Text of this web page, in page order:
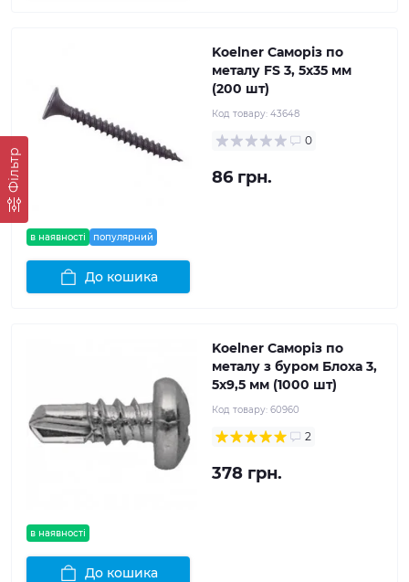
Фільтр
в наявності популярний
Koelner Саморіз по
металу FS 3, 5x35 мм
(200 шт)
Код товару: 43648
0
86 грн.
До кошика
в наявності
Koelner Саморіз по
металу з буром Блоха 3,
5x9,5 мм (1000 шт)
Код товару: 60960
2
378 грн.
До кошика